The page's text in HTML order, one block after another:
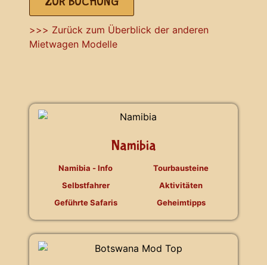
>>> Zurück zum Überblick der anderen
Mietwagen Modelle
Namibia
Namibia - Info
Selbstfahrer
Geführte Safaris
Tourbausteine
Aktivitäten
Geheimtipps